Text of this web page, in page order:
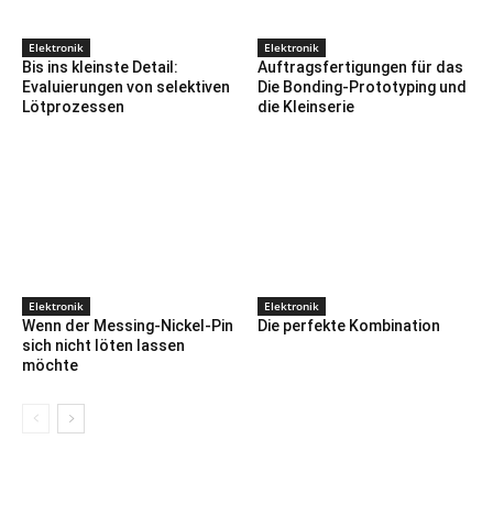
Elektronik
Bis ins kleinste Detail:
Evaluierungen von selektiven
Lötprozessen
Elektronik
Auftragsfertigungen für das
Die Bonding-Prototyping und
die Kleinserie
Elektronik
Wenn der Messing-Nickel-Pin
sich nicht löten lassen
möchte
Elektronik
Die perfekte Kombination